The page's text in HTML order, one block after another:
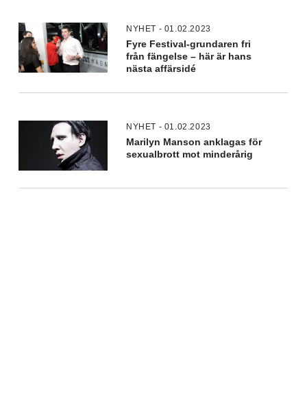
NYHET - 01.02.2023
Fyre Festival-grundaren fri
från fängelse – här är hans
nästa affärsidé
NYHET - 01.02.2023
Marilyn Manson anklagas för
sexualbrott mot minderårig